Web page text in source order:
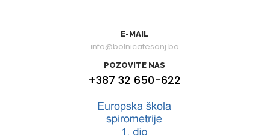
E-MAIL
info@bolnicatesanj.ba
POZOVITE NAS
+387 32 650-622